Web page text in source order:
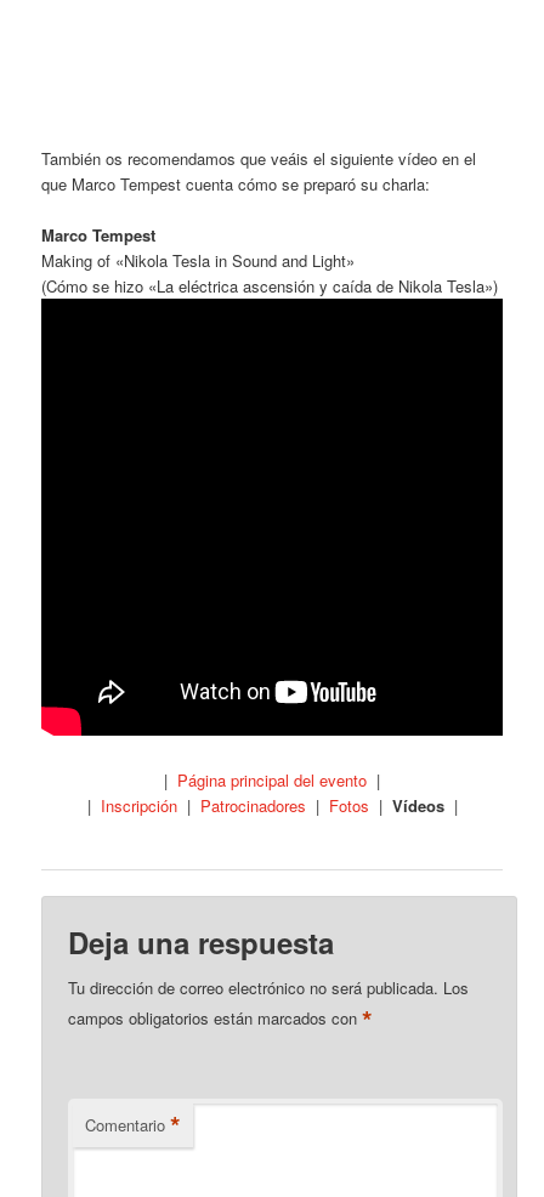
También os recomendamos que veáis el siguiente vídeo en el
que Marco Tempest cuenta cómo se preparó su charla:
Marco Tempest
Making of «Nikola Tesla in Sound and Light»
(Cómo se hizo «La eléctrica ascensión y caída de Nikola Tesla»)
| Página principal del evento |
| Inscripción| Patrocinadores | Fotos | Vídeos|
Deja una respuesta
Tu dirección de correo electrónico no será publicada. Los
campos obligatorios están marcados con*
Comentario *